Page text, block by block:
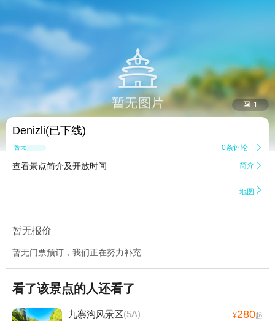
 1
Denizli(已下线)
暂无点评 0条评论 
查看景点简介及开放时间 简介 
地图 
暂无报价
暂无门票预订，我们正在努力补充
看了该景点的人还看了
九寨沟风景区(5A) ¥280起